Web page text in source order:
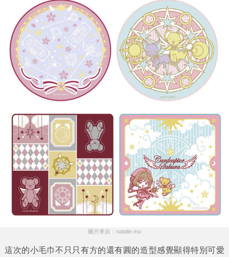
圖片來自：natalie.mu
這次的小毛巾不只只有方的還有圓的造型感覺顯得特別可愛